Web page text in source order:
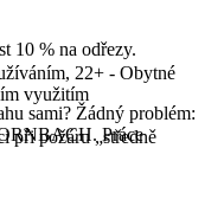
22+ - Obytné
využitím
při požáru „středně
10 % na odřezy.
sami? Žádný problém:
Práce